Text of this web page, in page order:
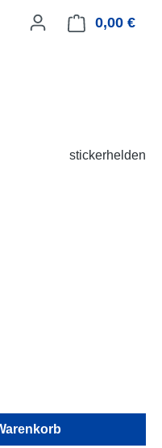
0,00 €
stickerhelden
Wert ein